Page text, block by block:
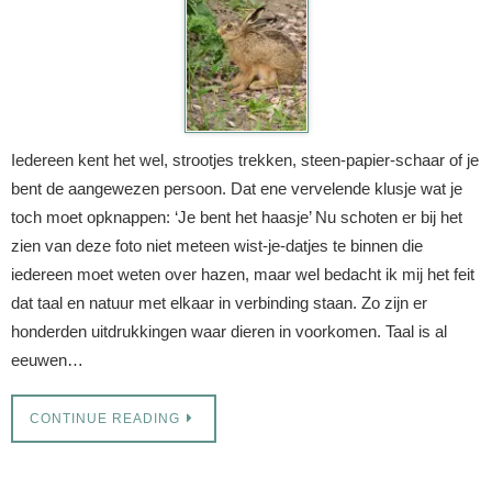
Iedereen kent het wel, strootjes trekken, steen-papier-schaar of je
bent de aangewezen persoon. Dat ene vervelende klusje wat je
toch moet opknappen: ‘Je bent het haasje’ Nu schoten er bij het
zien van deze foto niet meteen wist-je-datjes te binnen die
iedereen moet weten over hazen, maar wel bedacht ik mij het feit
dat taal en natuur met elkaar in verbinding staan. Zo zijn er
honderden uitdrukkingen waar dieren in voorkomen. Taal is al
eeuwen…
CONTINUE READING